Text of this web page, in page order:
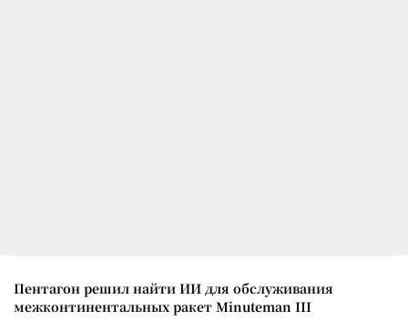
Пентагон решил найти ИИ для обслуживания
межконтинентальных ракет Minuteman III